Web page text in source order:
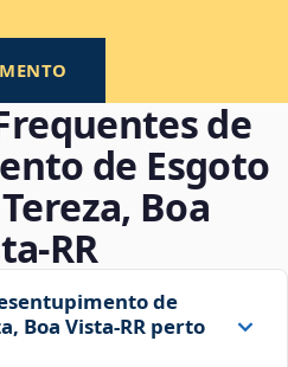
de
de Esgoto
Boa
de
Boa Vista‑RR perto